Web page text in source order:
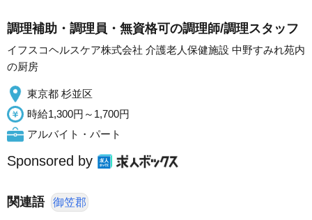
調理補助・調理員・無資格可の調理師/調理スタッフ
イフスコヘルスケア株式会社 介護老人保健施設 中野すみれ苑内
の厨房
東京都 杉並区
時給1,300円～1,700円
アルバイト・パート
Sponsored by
関連語 御笠郡